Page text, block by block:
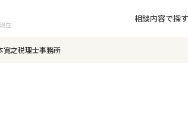
現在
相談内容で探す
寛之税理士事務所